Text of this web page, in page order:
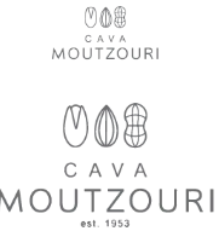
ΤΕΚΙΛΑ